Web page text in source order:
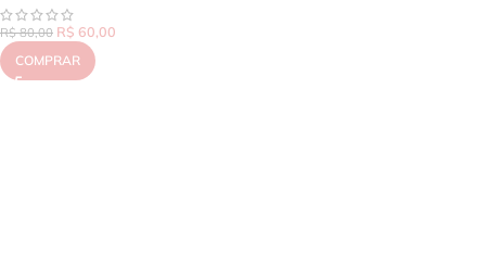
R$80,00 R$ 60,00
COMPRAR